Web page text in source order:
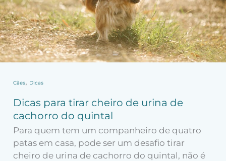
Cães, Dicas
Dicas para tirar cheiro de urina de
cachorro do quintal
Para quem tem um companheiro de quatro
patas em casa, pode ser um desafio tirar
cheiro de urina de cachorro do quintal, não é
cachorro
do
quintal